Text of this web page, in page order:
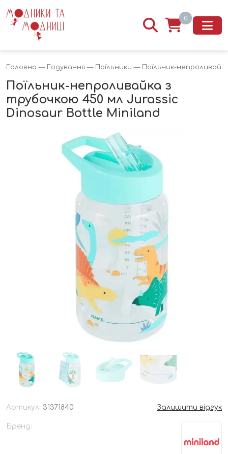
0
Головна — Годування — Поїльники — Поїльник-
Поїльник-непроливайка з
трубочкою 450 мл Jurassic
Dinosaur Bottle Miniland
Артикул: 31371840 Залишити відгук
Бренд: